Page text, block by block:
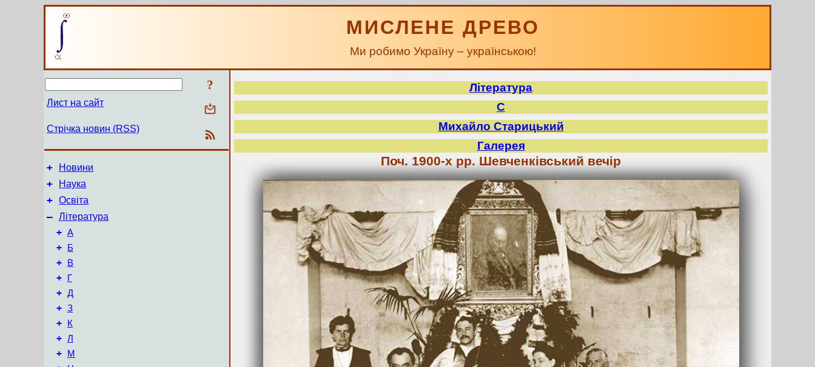
МИСЛЕНЕ ДРЕВО
Ми робимо Україну – українською!
?
Лист на сайт
Стрічка новин (RSS)
+ Новини
+ Наука
+ Освіта
– Література
+ А
+ Б
+ В
+ Г
+ Д
+ З
+ К
+ Л
+ М
Література
С
Михайло Старицький
Галерея
Поч. 1900-х рр. Шевченківський вечір